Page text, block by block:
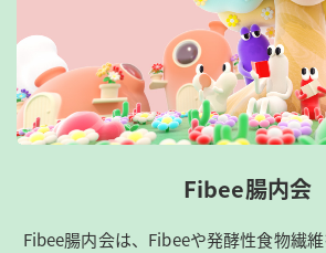
Fibee腸内会
Fibee腸内会は、​Fibeeや発酵性食物繊